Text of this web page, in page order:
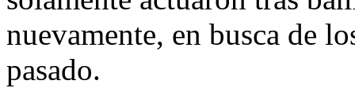
nuevamente, en busca de
pasado.